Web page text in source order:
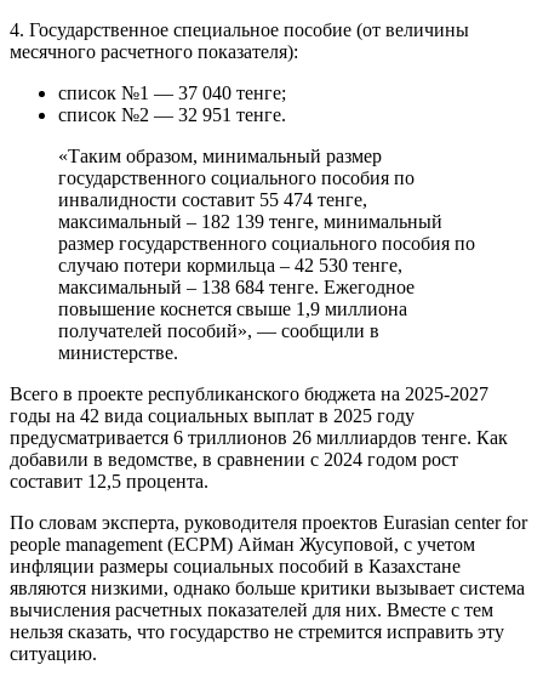
4. Государственное специальное пособие (от величины
месячного расчетного показателя):
список №1 — 37 040 тенге;
список №2 — 32 951 тенге.
«Таким образом, минимальный размер
государственного социального пособия по
инвалидности составит 55 474 тенге,
максимальный – 182 139 тенге, минимальный
размер государственного социального пособия по
случаю потери кормильца – 42 530 тенге,
максимальный – 138 684 тенге. Ежегодное
повышение коснется свыше 1,9 миллиона
получателей пособий», — сообщили в
министерстве.
Всего в проекте республиканского бюджета на 2025-2027
годы на 42 вида социальных выплат в 2025 году
предусматривается 6 триллионов 26 миллиардов тенге. Как
добавили в ведомстве, в сравнении с 2024 годом рост
составит 12,5 процента.
По словам эксперта, руководителя проектов Eurasian center for
people management (ECPM) Айман Жусуповой, с учетом
инфляции размеры социальных пособий в Казахстане
являются низкими, однако больше критики вызывает система
вычисления расчетных показателей для них. Вместе с тем
нельзя сказать, что государство не стремится исправить эту
ситуацию.